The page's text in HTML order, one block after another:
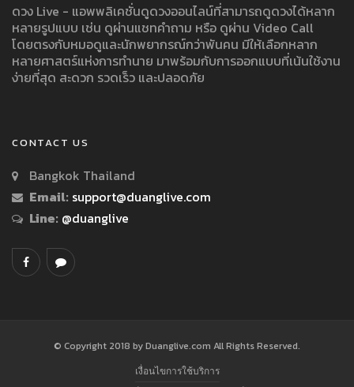
ดวง Live - แอพพลิเคชั่นดูดวงออนไลน์ที่สามารถดูดวงได้หลาก
หลายรูปแบบ เช่น ดูผ่านแชทคำถาม หรือ ดูผ่าน Video Call
โดยตรงกับหมอดูและนักพยากรณ์กว่าพันคน มีให้เลือกหลาก
หลายศาสตร์แห่งการทำนาย มาพร้อมกับการออกแบบที่เน้นใช้งาน
ง่ายที่สุด สะดวก รวดเร็ว และปลอดภัย
CONTACT US
Bangkok Thailand
Email: support@duanglive.com
Line: @duanglive
© Copyright 2018 by Duanglive.com All Rights Reserved.
เงื่อนไขการใช้บริการ